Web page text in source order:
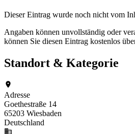
Dieser Eintrag wurde noch nicht vom
Angaben können unvollständig oder
können Sie diesen Eintrag kostenlos
Standort & Kategorie
Adresse
Goethestraße 14
65203 Wiesbaden
Deutschland